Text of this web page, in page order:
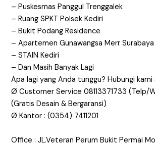
– Puskesmas Panggul Trenggalek
– Ruang SPKT Polsek Kediri
– Bukit Podang Residence
– Apartemen Gunawangsa Merr Surabaya
– STAIN Kediri
– Dan Masih Banyak Lagi
Apa lagi yang Anda tunggu? Hubungi kami
Ø Customer Service 08113371733 (Telp/
(Gratis Desain & Bergaransi)
Ø Kantor : (0354) 7411201
Office : JL.Veteran Perum Bukit Permai